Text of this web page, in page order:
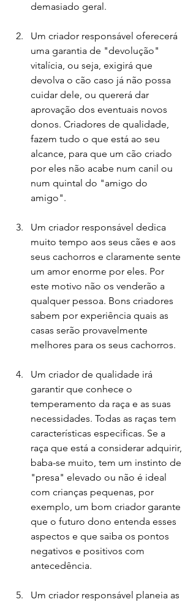
demasiado geral.
Um criador responsável oferecerá
uma garantia de "devolução"
vitalícia, ou seja, exigirá que
devolva o cão caso já não possa
cuidar dele, ou quererá dar
aprovação dos eventuais novos
donos. Criadores de qualidade,
fazem tudo o que está ao seu
alcance, para que um cão criado
por eles não acabe num canil ou
num quintal do "amigo do
amigo".
Um criador responsável dedica
muito tempo aos seus cães e aos
seus cachorros e claramente sente
um amor enorme por eles. Por
este motivo não os venderão a
qualquer pessoa. Bons criadores
sabem por experiência quais as
casas serão provavelmente
melhores para os seus cachorros.
Um criador de qualidade irá
garantir que conhece o
temperamento da raça e as suas
necessidades. Todas as raças tem
características especificas. Se a
raça que está a considerar adquirir,
baba-se muito, tem um instinto de
"presa" elevado ou não é ideal
com crianças pequenas, por
exemplo, um bom criador garante
que o futuro dono entenda esses
aspectos e que saiba os pontos
negativos e positivos com
antecedência.
Um criador responsável planeia as